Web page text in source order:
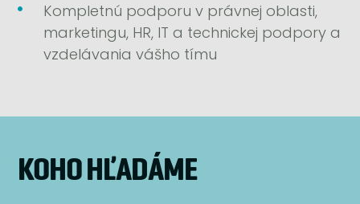
Kompletnú podporu v právnej oblasti,
marketingu, HR, IT a technickej podpory a
vzdelávania vášho tímu
KOHO HĽADÁME